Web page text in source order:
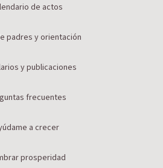
de actos
padres y orientación
y publicaciones
frecuentes
a crecer
prosperidad